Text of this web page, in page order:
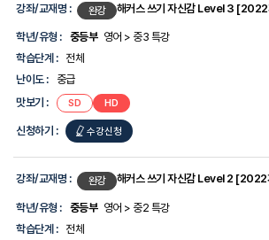
강좌/교재명 : 완강 해커스 쓰기 자신감 Level 3
학년/유형 : 중등부 영어 > 중3 특강
학습단계 :
전체
난이도 :
중급
맛보기 :
SD HD
신청하기 : 수강신청
강좌/교재명 : 완강 해커스 쓰기 자신감 Level 2 [2022
학년/유형 : 중등부 영어 > 중2 특강
학습단계 :
전체